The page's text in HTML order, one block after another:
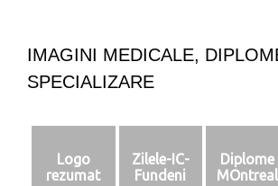
e
IMAGINI MEDICALE,
SPECIALIZARE
Logo
rezumat
Zilele-IC-
Fundeni
Diplome
MOntreal